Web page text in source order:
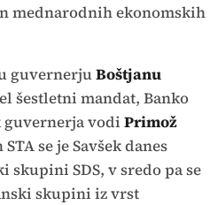
mednarodnih ekonomskih
guvernerjuBoštjanu
šestletni mandat, Banko
guvernerja vodi Primož
se je Savšek danes
SDS, v sredo pa se
skupini iz vrst